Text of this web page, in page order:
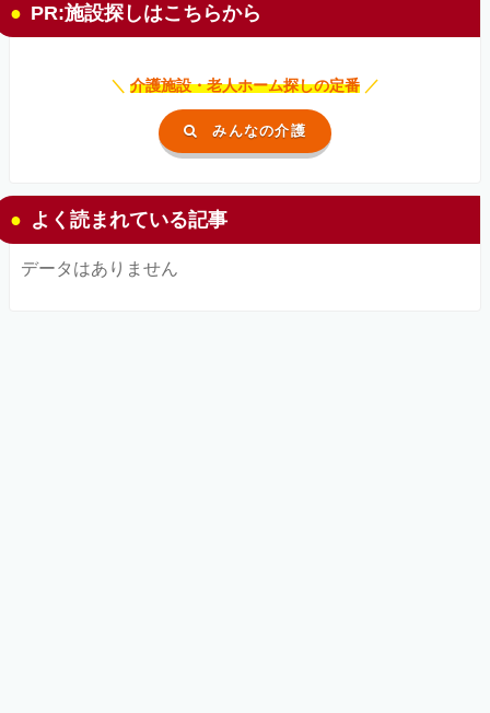
PR:施設探しはこちらから
＼ 介護施設・老人ホーム探しの定番 ／
みんなの介護
よく読まれている記事
データはありません